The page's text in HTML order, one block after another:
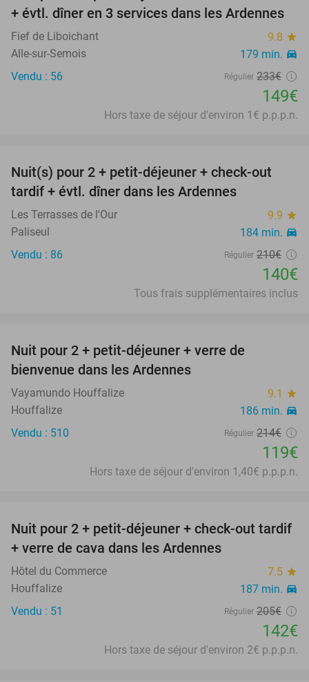
+ évtl. dîner en 3 services dans les Ardennes
Fief de Liboichant 9.8 star
Alle-sur-Semois 179 min. directions_car
Vendu : 56 Régulier 233€
149€
Hors taxe de séjour d'environ 1€ p.p.p.n.
33%
Nuit(s) pour 2 + petit-déjeuner + check-out
tardif + évtl. dîner dans les Ardennes
Les Terrasses de l'Our 9.9 star
Paliseul 184 min. directions_car
Vendu : 86 Régulier 210€
140€
Tous frais supplémentaires inclus
Nuit pour 2 + petit-déjeuner + verre de
bienvenue dans les Ardennes
Vayamundo Houffalize 9.1 star
Houffalize 186 min. directions_car
Vendu : 510 Régulier 214€
119€
Hors taxe de séjour d'environ 1,40€ p.p.p.n.
31%
Nuit pour 2 + petit-déjeuner + check-out tardif
+ verre de cava dans les Ardennes
Hôtel du Commerce 7.5 star
Houffalize 187 min. directions_car
Vendu : 51 Régulier 205€
142€
Hors taxe de séjour d'environ 2€ p.p.p.n.